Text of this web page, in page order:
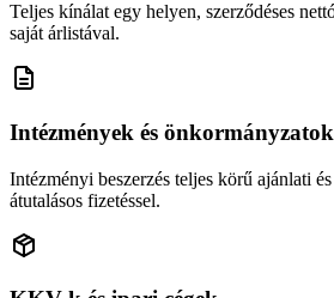
Teljes kínálat egy helyen, szerződéses
saját árlistával.
Intézmények és önkormányzatok
Intézményi beszerzés teljes körű ajánlati
átutalásos fizetéssel.